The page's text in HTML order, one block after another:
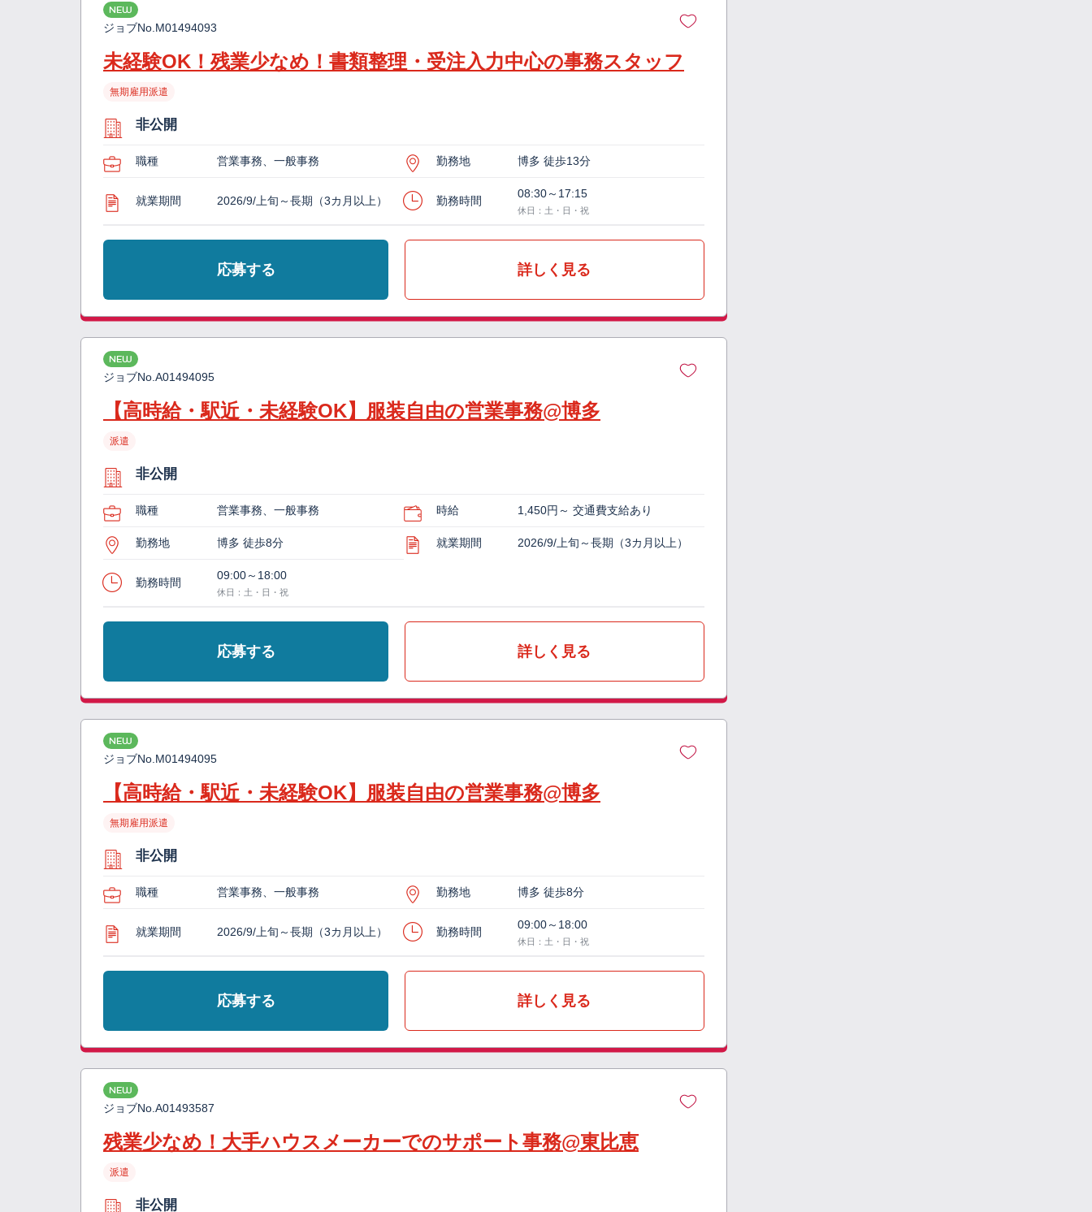
NEW
ジョブNo. M01494093
未経験OK！残業少なめ！書類整理・受注入力中心の事務スタッフ
無期雇用派遣
非公開
職種 営業事務、一般事務 勤務地 博多 徒歩13分
就業期間 2026/9/上旬～長期（3カ月以上） 勤務時間
08:30～17:15
休日：土・日・祝
応募する 詳しく見る
NEW
ジョブNo. A01494095
【高時給・駅近・未経験OK】服装自由の営業事務@博多
派遣
非公開
職種 営業事務、一般事務 時給 1,450円～ 交通費支給あり
勤務地 博多 徒歩8分 就業期間 2026/9/上旬～長期（3カ月以上）
勤務時間
09:00～18:00
休日：土・日・祝
応募する 詳しく見る
NEW
ジョブNo. M01494095
【高時給・駅近・未経験OK】服装自由の営業事務@博多
無期雇用派遣
非公開
職種 営業事務、一般事務 勤務地 博多 徒歩8分
就業期間 2026/9/上旬～長期（3カ月以上） 勤務時間
09:00～18:00
休日：土・日・祝
応募する 詳しく見る
NEW
ジョブNo. A01493587
残業少なめ！大手ハウスメーカーでのサポート事務@東比恵
派遣
非公開